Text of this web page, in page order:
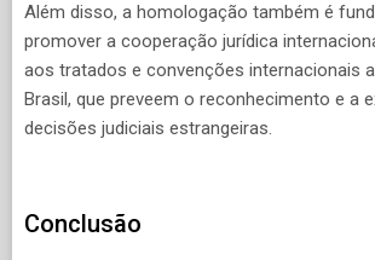
Além disso, a homologação também é
promover a cooperação jurídica
aos tratados e convenções internacionais
Brasil, que preveem o reconhecimento e a
decisões judiciais estrangeiras.
Conclusão